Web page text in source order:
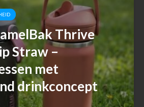
Thrive
Straw –
met
drinkconcept